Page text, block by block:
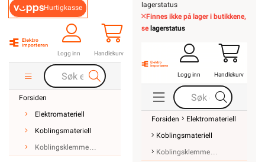
Hurtigkasse
Logg inn Handlekurv
Forsiden
Elektromateriell
Koblingsmateriell
Koblingsklemme
lagerstatus
Finnes ikke på lager i butikkene,
se lagerstatus
Logg inn Handlekurv
Forsiden
Elektromateriell
Koblingsmateriell
Koblingsklemme